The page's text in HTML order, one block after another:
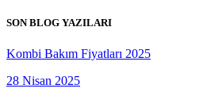
SON BLOG YAZILARI
Kombi Bakım Fiyatları 2025
28 Nisan 2025